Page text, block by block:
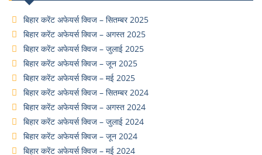
बिहार करेंट अफेयर्स क्विज – सितम्बर 2025
बिहार करेंट अफेयर्स क्विज – अगस्त 2025
बिहार करेंट अफेयर्स क्विज – जुलाई 2025
बिहार करेंट अफेयर्स क्विज – जून 2025
बिहार करेंट अफेयर्स क्विज – मई 2025
बिहार करेंट अफेयर्स क्विज – सितम्बर 2024
बिहार करेंट अफेयर्स क्विज – अगस्त 2024
बिहार करेंट अफेयर्स क्विज – जुलाई 2024
बिहार करेंट अफेयर्स क्विज – जून 2024
बिहार करेंट अफेयर्स क्विज – मई 2024